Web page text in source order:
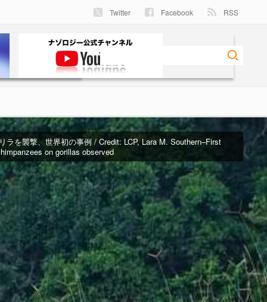
Twitter Facebook RSS
ラを襲撃、世界初の事例 / Credit: LCP, Lara M. Southern–First
on gorillas observed